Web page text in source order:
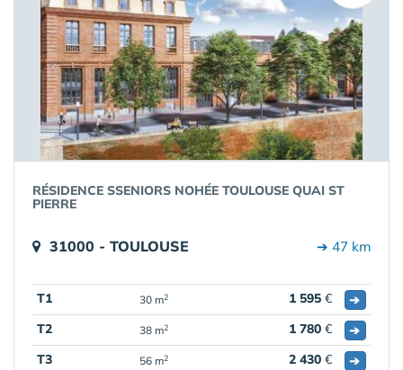
RÉSIDENCE SSENIORS NOHÉE TOULOUSE QUAI ST
PIERRE
31000 - TOULOUSE ➔ 47 km
T1 30 m2 1 595 €
➔
T2
38 m2 1 780 €
➔
T3
56 m2 2 430 € ➔